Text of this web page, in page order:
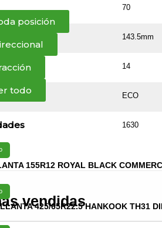
posición
todo
155R12 ROYAL BLACK
LLANTA 425/65R22.5 HANKOOK TH31
70
143.5mm
14
ECO
1630
vendidas